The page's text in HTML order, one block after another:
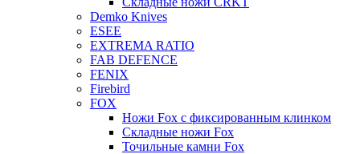
Demko Knives
ESEE
EXTREMA RATIO
FAB DEFENCE
FENIX
Firebird
FOX
Ножи Fox с фиксированным клинком
Складные ножи Fox
Точильные камни Fox